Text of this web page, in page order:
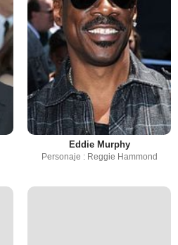
Eddie Murphy
Personaje : Reggie Hammond